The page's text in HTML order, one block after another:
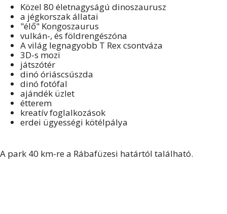
Közel 80 életnagyságú dinoszaurusz
a jégkorszak állatai
"élő" Kongoszaurus
vulkán-, és földrengészóna
A világ legnagyobb T Rex csontváza
3D-s mozi
játszótér
dinó óriáscsúszda
dinó fotófal
ajándék üzlet
étterem
kreatív foglalkozások
erdei ügyességi kötélpálya
A park 40 km-re a Rábafüzesi határtól található.